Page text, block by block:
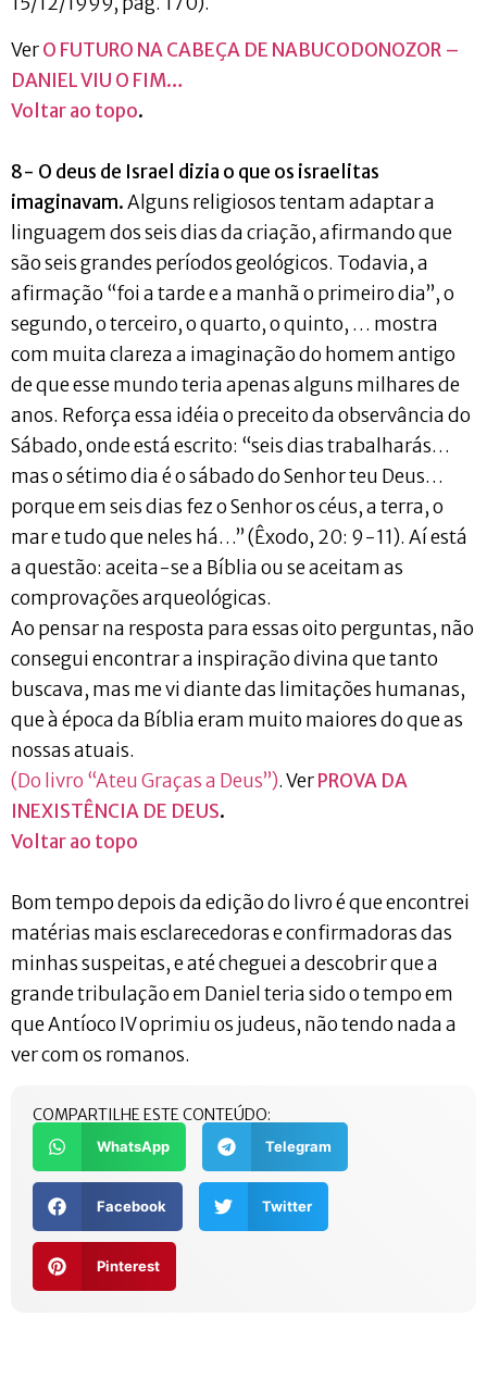
VerO FUTURO NA CABEÇA DE NABUCODONOZOR –
DANIEL VIU O FIM…
Voltar ao topo.
8- O deus de Israel dizia o que os israelitas
imaginavam.Alguns religiosos tentam adaptar a
linguagem dos seis dias da criação, afirmando que
são seis grandes períodos geológicos. Todavia, a
afirmação “foi a tarde e a manhã o primeiro dia”, o
segundo, o terceiro, o quarto, o quinto, … mostra
com muita clareza a imaginação do homem antigo
de que esse mundo teria apenas alguns milhares de
anos. Reforça essa idéia o preceito da observância do
Sábado, onde está escrito: “seis dias trabalharás…
mas o sétimo dia é o sábado do Senhor teu Deus…
porque em seis dias fez o Senhor os céus, a terra, o
mar e tudo que neles há…” (Êxodo, 20: 9-11). Aí está
a questão: aceita-se a Bíblia ou se aceitam as
comprovações arqueológicas.
Ao pensar na resposta para essas oito perguntas, não
consegui encontrar a inspiração divina que tanto
buscava, mas me vi diante das limitações humanas,
que à época da Bíblia eram muito maiores do que as
nossas atuais.
(Do livro “Ateu Graças a Deus”). VerPROVA DA
INEXISTÊNCIA DE DEUS.
Voltar ao topo
Bom tempo depois da edição do livro é que encontrei
matérias mais esclarecedoras e confirmadoras das
minhas suspeitas, e até cheguei a descobrir que a
grande tribulação em Daniel teria sido o tempo em
que Antíoco IV oprimiu os judeus, não tendo nada a
ver com os romanos.
COMPARTILHE ESTE CONTEÚDO:
WhatsApp Telegram
Facebook Twitter
Pinterest